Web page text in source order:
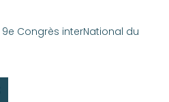
9e Congrès interNational du